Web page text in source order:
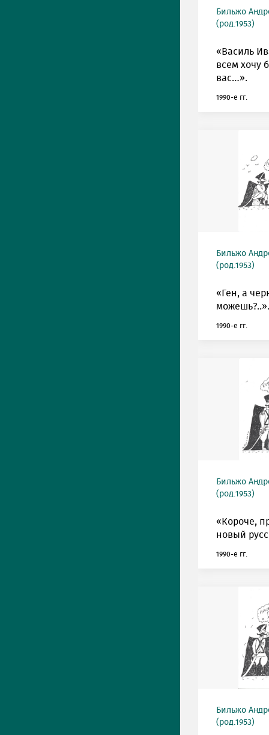
Бильжо
(род.1953)
«Василь
всем хочу
вас…».
1990-е гг.
Бильжо
(род.1953)
«Ген, а
можешь?..».
1990-е гг.
Бильжо
(род.1953)
«Короче,
новый
1990-е гг.
Бильжо
(род.1953)